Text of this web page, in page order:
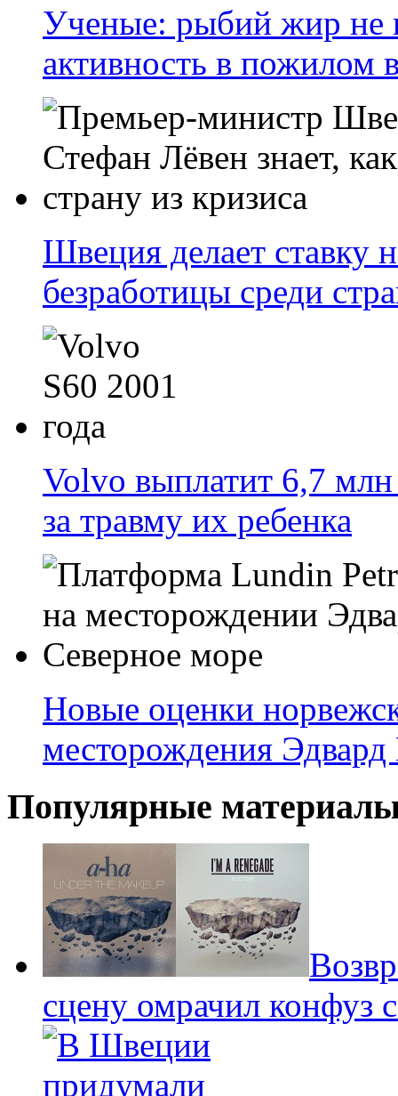
Ученые: рыбий жир не
активность в пожилом
Швеция делает ставку
безработицы среди
Volvo выплатит 6,7 млн
за травму их ребенка
Новые оценки
месторождения Эдвард
Популярные
сцену омрачил конфуз